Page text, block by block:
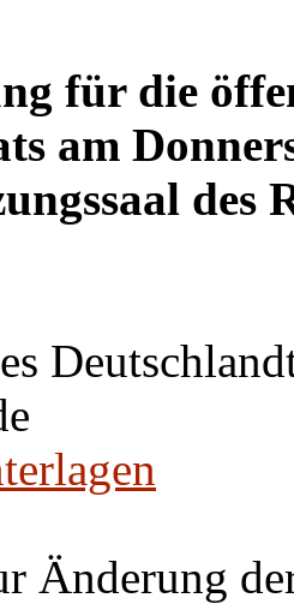
für die
am
des
Änderung